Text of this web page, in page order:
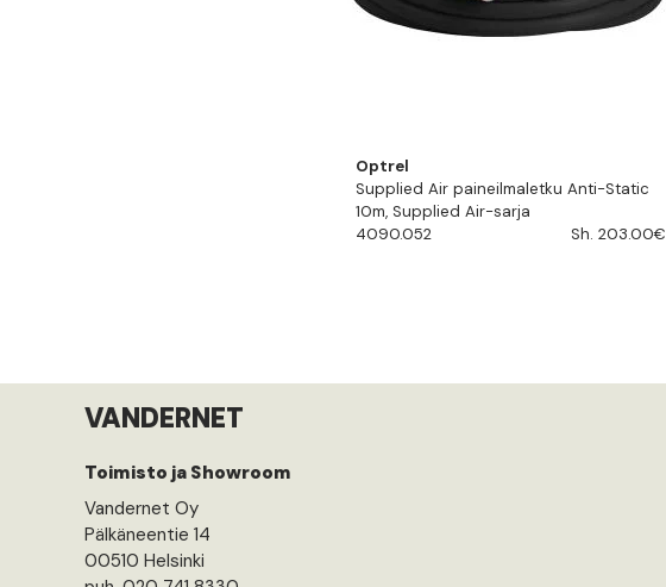
Optrel
Supplied Air paineilmaletku Anti-Static
10m, Supplied Air-sarja
4090.052
Sh. 203.00€
VANDERNET
Toimisto ja Showroom
Vandernet Oy
Pälkäneentie 14
00510 Helsinki